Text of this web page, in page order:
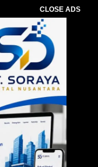
CLOSE ADS